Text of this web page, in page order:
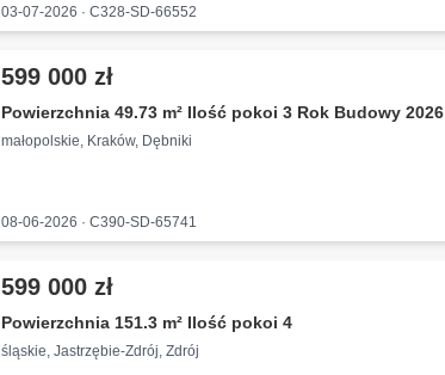
03-07-2026 · C328-SD-66552
599 000 zł
Powierzchnia 49.73 m² Ilość pokoi 3 Rok Budowy 2026
małopolskie, Kraków, Dębniki
08-06-2026 · C390-SD-65741
599 000 zł
Powierzchnia 151.3 m² Ilość pokoi 4
śląskie, Jastrzębie-Zdrój, Zdrój